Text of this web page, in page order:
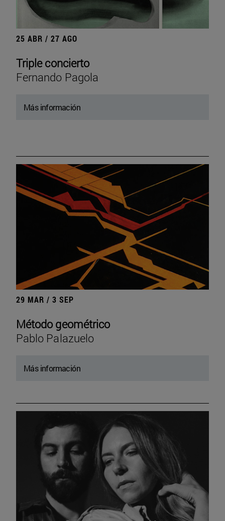
25 ABR / 27 AGO
Triple concierto
Fernando Pagola
Más información
29 MAR / 3 SEP
Método geométrico
Pablo Palazuelo
Más información